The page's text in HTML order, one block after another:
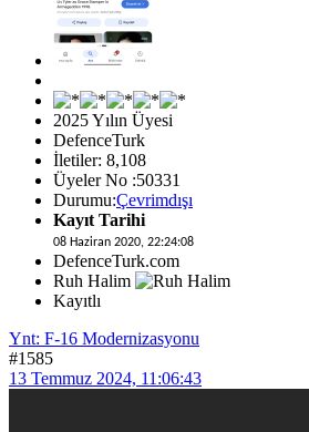
2025 Yılın Üyesi
DefenceTurk
İletiler: 8,108
Üyeler No :50331
Durumu:Çevrimdışı
Kayıt Tarihi
08 Haziran 2020, 22:24:08
DefenceTurk.com
Ruh Halim
Kayıtlı
Ynt: F-16 Modernizasyonu
#1585
13 Temmuz 2024, 11:06:43